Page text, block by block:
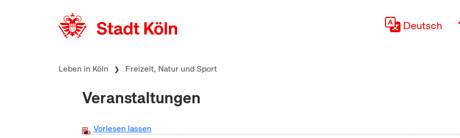
Deutsch
Leben in Köln Freizeit, Natur und Sport
Veranstaltungen
Vorlesen lassen